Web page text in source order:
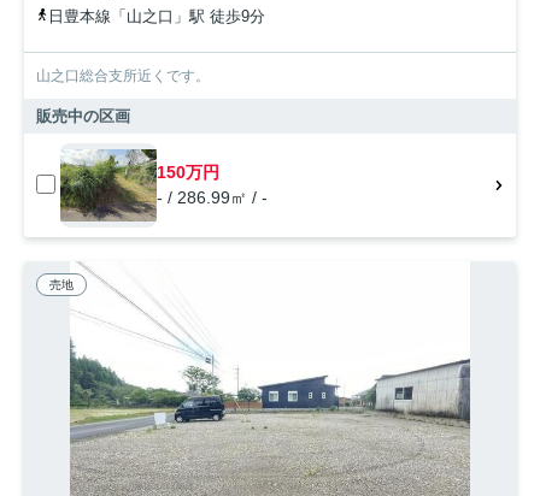
日豊本線「山之口」駅 徒歩9分
山之口総合支所近くです。
販売中の区画
150万円
- / 286.99㎡ / -
売地